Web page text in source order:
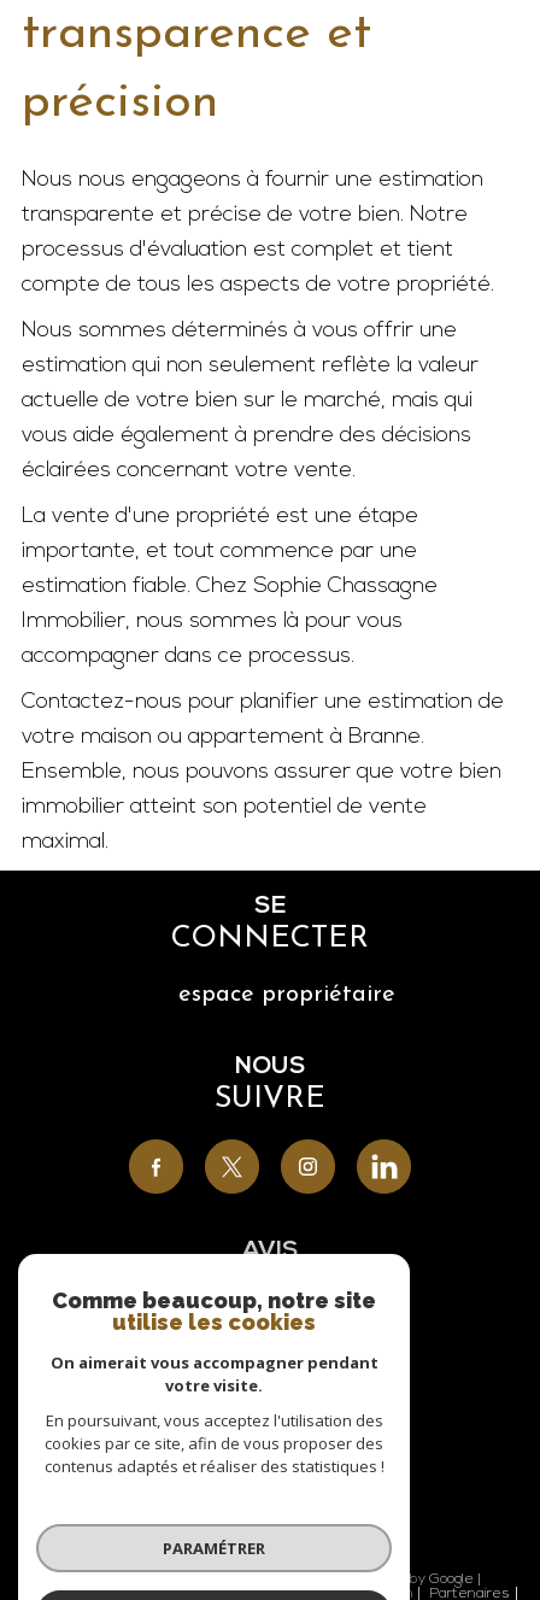
transparence et
précision
Nous nous engageons à fournir une estimation
transparente et précise de votre bien. Notre
processus d'évaluation est complet et tient
compte de tous les aspects de votre propriété.
Nous sommes déterminés à vous offrir une
estimation qui non seulement reflète la valeur
actuelle de votre bien sur le marché, mais qui
vous aide également à prendre des décisions
éclairées concernant votre vente.
La vente d'une propriété est une étape
importante, et tout commence par une
estimation fiable. Chez Sophie Chassagne
Immobilier, nous sommes là pour vous
accompagner dans ce processus.
Contactez-nous pour planifier une estimation de
votre maison ou appartement à Branne.
Ensemble, nous pouvons assurer que votre bien
immobilier atteint son potentiel de vente
maximal.
SE
CONNECTER
espace propriétaire
NOUS
SUIVRE
AVIS
NOUS
ADHÉRONS
© 2026 | Tous droits réservés | Traduction powered by Google |
Nos honoraires
Plan du site Mentions légales Admin Partenaires
Comme beaucoup, notre site
utilise les cookies
On aimerait vous accompagner pendant
votre visite.
En poursuivant, vous acceptez l'utilisation des
cookies par ce site, afin de vous proposer des
contenus adaptés et réaliser des statistiques !
PARAMÉTRER